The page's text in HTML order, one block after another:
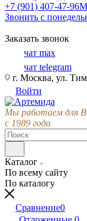
+7 (901) 407-47-96
Звонить с
Заказать звонок
чат max
чат telegram
г. Москва, ул.
Войти
Мы работаем для
с 1989 года
Каталог
По всему сайту
По каталогу
Сравнение0